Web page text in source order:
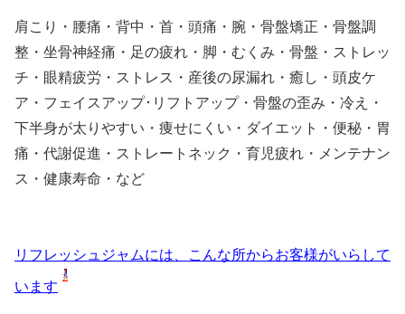
肩こり・腰痛・背中・首・頭痛・腕・骨盤矯正・骨盤調
整・坐骨神経痛・足の疲れ・脚・むくみ・骨盤・ストレッ
チ・眼精疲労・ストレス・産後の尿漏れ・癒し・頭皮ケ
ア・フェイスアップ･リフトアップ・骨盤の歪み・冷え・
下半身が太りやすい・痩せにくい・ダイエット・便秘・胃
痛・代謝促進・ストレートネック・育児疲れ・メンテナン
ス・健康寿命・など
リフレッシュジャムには、こんな所からお客様がいらして
います